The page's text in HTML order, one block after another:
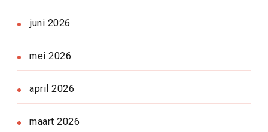
juni 2026
mei 2026
april 2026
maart 2026